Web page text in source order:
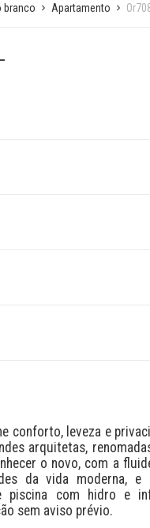
branco Apartamento
conforto, leveza e
arquitetas,
o novo, com a
da vida moderna,
e piscina com hidro e
sem aviso prévio.